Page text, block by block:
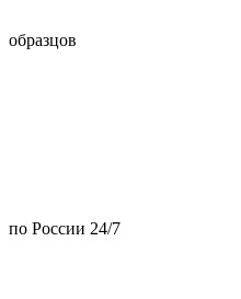
образцов
по России 24/7